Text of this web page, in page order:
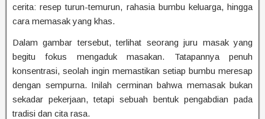
cerita: resep turun-temurun, rahasia bumbu keluarga, hingga
cara memasak yang khas.
Dalam gambar tersebut, terlihat seorang juru masak yang
begitu fokus mengaduk masakan. Tatapannya penuh
konsentrasi, seolah ingin memastikan setiap bumbu meresap
dengan sempurna. Inilah cerminan bahwa memasak bukan
sekadar pekerjaan, tetapi sebuah bentuk pengabdian pada
tradisi dan cita rasa.